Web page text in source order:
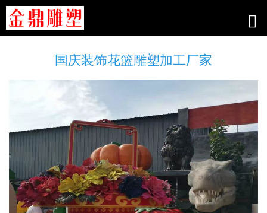
国庆装饰花篮雕塑加工厂家